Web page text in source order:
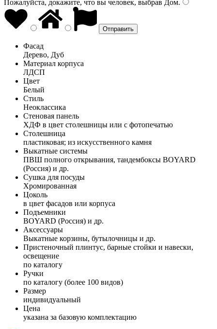
Пожалуйста, докажите, что вы человек, выбрав Дом.
Фасад
Дерево, Дуб
Материал корпуса
ЛДСП
Цвет
Белый
Стиль
Неоклассика
Стеновая панель
ХДФ в цвет столешницы или с фотопечатью
Столешница
пластиковая; из искусственного камня
Выкатные системы
ПВШ полного открывания, тандембоксы BOYARD
(Россия) и др.
Сушка для посуды
Хромированная
Цоколь
в цвет фасадов или корпуса
Подъемники
BOYARD (Россия) и др.
Аксессуары
Выкатные корзины, бутылочницы и др.
Пристеночный плинтус, барные стойки и навески,
освещение
по каталогу
Ручки
по каталогу (более 100 видов)
Размер
индивидуальный
Цена
указана за базовую комплектацию